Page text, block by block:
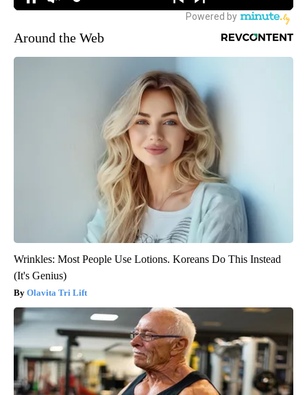
Around the Web
Wrinkles: Most People Use Lotions. Koreans Do This Instead
(It's Genius)
Olavita Tri Lift